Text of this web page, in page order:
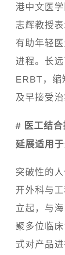
港中文医
志辉教授
有助年轻
进程。长
ERBT，缩
及早接受治
# 医工结
延展适用
突破性的
开外科与
立起，与
聚多位临
式对产品